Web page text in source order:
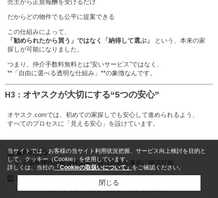
売主から正規報酬を受けるだけ
だからどの物件でも公平に提案できる
この仕組みによって、
「勧められたから買う」ではなく「納得して選ぶ」
という、本来の家
探しが可能になりました。
つまり、仲介手数料無料とは“安いサービス”ではなく、
**「自由に選べる透明な仕組み」**の象徴なんです。
H3： オヤスクが大切にする“5つの安心”
オヤスク.comでは、初めての家探しでも安心して進められるよう、
すべてのプロセスに「見える安心」を設けています。
1️⃣物件の安心
→ 全掲載物件の建築確認書・保証内容を事前に確認可能。
2️⃣ 価格の安心
→ すべての物件で“手数料無料＋諸費用明細”を完全開示。
当サイトでは、お客様の当サイト利用状況把握、サービス向上検討を目的と
して、クッキー（Cookie）を使用しています。
詳しくは、当社の 「Cookieの取扱いについて」 をご確認ください。
閉じる